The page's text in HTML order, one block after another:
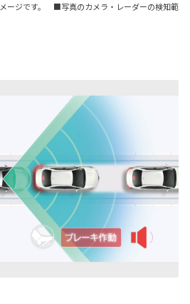
ージです。 ■写真のカメラ・レーダーの検知範